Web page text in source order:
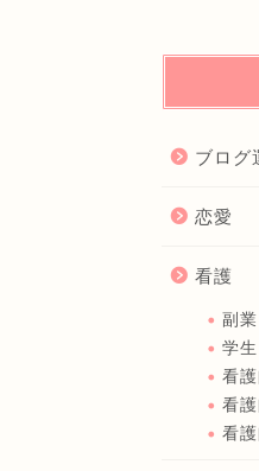
ブログ
恋愛
看護
副業
学生
看
看
看